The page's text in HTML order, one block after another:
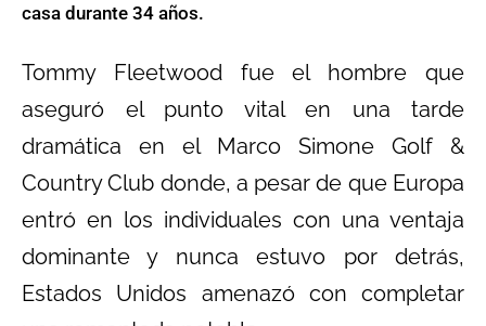
casa durante 34 años.
Tommy Fleetwood fue el hombre que
aseguró el punto vital en una tarde
dramática en el Marco Simone Golf &
Country Club donde, a pesar de que Europa
entró en los individuales con una ventaja
dominante y nunca estuvo por detrás,
Estados Unidos amenazó con completar